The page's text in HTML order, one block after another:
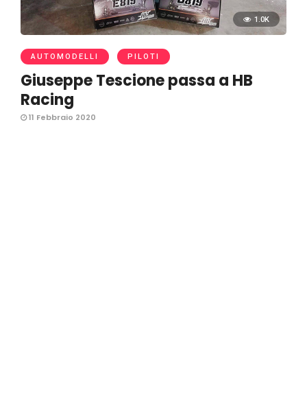
1.0K
AUTOMODELLI PILOTI
Giuseppe Tescione passa a HB
Racing
11 Febbraio 2020